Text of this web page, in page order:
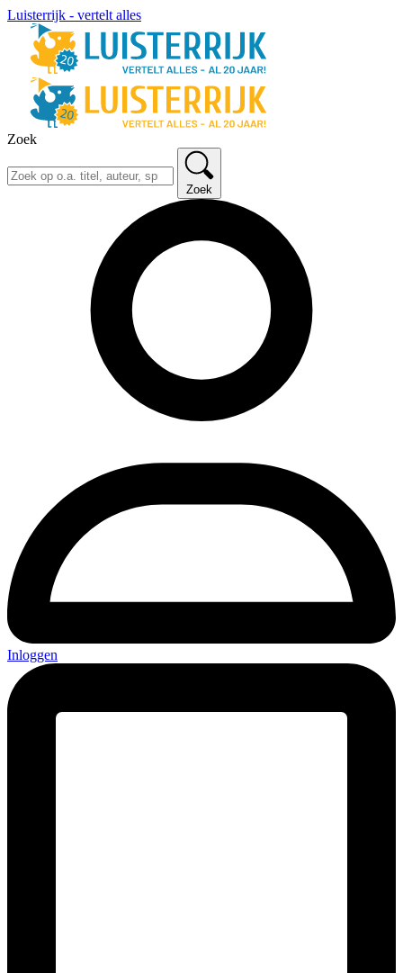
Luisterrijk - vertelt alles
Zoek
Zoek
Inloggen